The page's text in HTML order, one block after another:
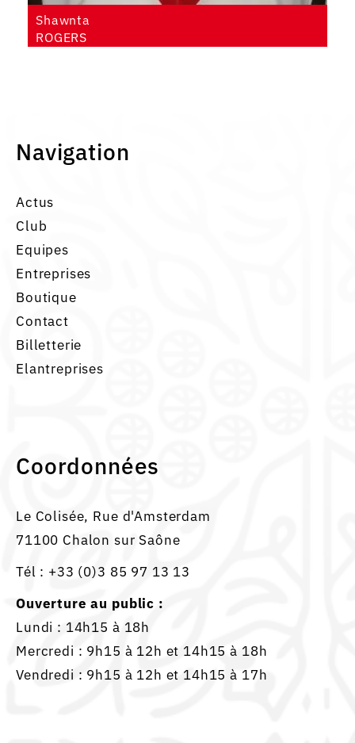
Shawnta
ROGERS
Navigation
Actus
Club
Equipes
Entreprises
Boutique
Contact
Billetterie
Elantreprises
Coordonnées
Le Colisée, Rue d'Amsterdam
71100 Chalon sur Saône
Tél : +33 (0)3 85 97 13 13
Ouverture au public :
Lundi : 14h15 à 18h
Mercredi : 9h15 à 12h et 14h15 à 18h
Vendredi : 9h15 à 12h et 14h15 à 17h